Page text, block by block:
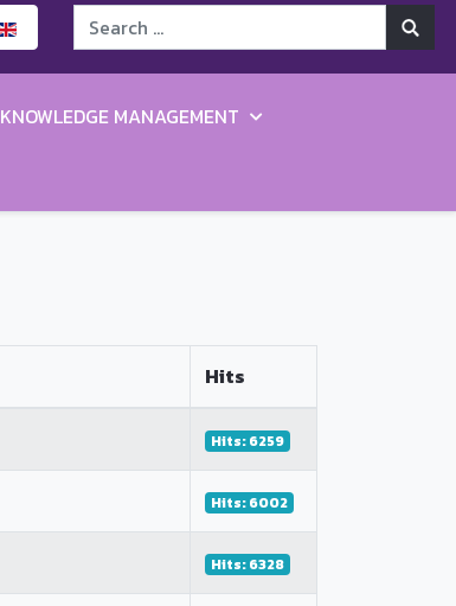
KNOWLEDGE MANAGEMENT
Hits
Hits: 6259
Hits: 6002
Hits: 6328